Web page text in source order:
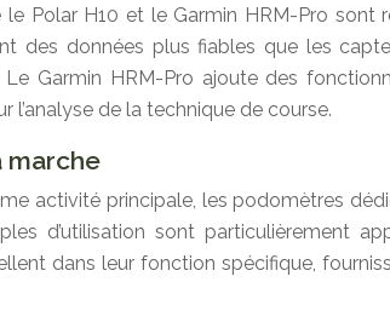
Polar H10 et le Garmin HRM-Pro
des données plus fiables que les
Garmin HRM-Pro ajoute des
l’analyse de la technique de course.
marche
activité principale, les podomètres
d’utilisation sont particulièrement
dans leur fonction spécifique,